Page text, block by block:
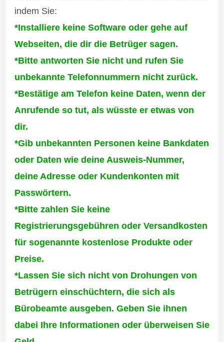
indem Sie:
*Installiere keine Software oder gehe auf
Webseiten, die dir die Betrüger sagen.
*Bitte antworten Sie nicht und rufen Sie
unbekannte Telefonnummern nicht zurück.
*Bestätige am Telefon keine Daten, wenn der
Anrufende so tut, als wüsste er etwas von
dir.
*Gib unbekannten Personen keine Bankdaten
oder Daten wie deine Ausweis-Nummer,
deine Adresse oder Kundenkonten mit
Passwörtern.
*Bitte zahlen Sie keine
Registrierungsgebühren oder Versandkosten
für sogenannte kostenlose Produkte oder
Preise.
*Lassen Sie sich nicht von Drohungen von
Betrügern einschüchtern, die sich als
Bürobeamte ausgeben. Geben Sie ihnen
dabei Ihre Informationen oder überweisen Sie